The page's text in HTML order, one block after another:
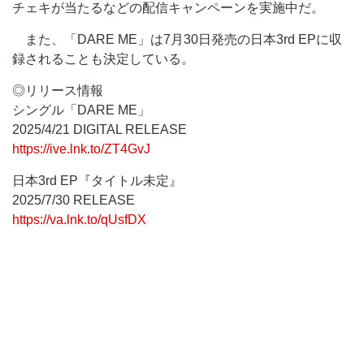
チェキが当たるなどの配信キャンペーンを実施中だ。
また、「DARE ME」は7月30日発売の日本3rd EPに収
録されることも決定している。
◎リリース情報
シングル「DARE ME」
2025/4/21 DIGITAL RELEASE
https://ive.lnk.to/ZT4GvJ
日本3rd EP『タイトル未定』
2025/7/30 RELEASE
https://va.lnk.to/qUsfDX